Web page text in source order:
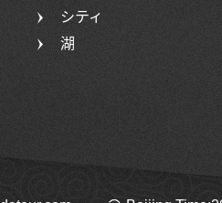
シティ
湖